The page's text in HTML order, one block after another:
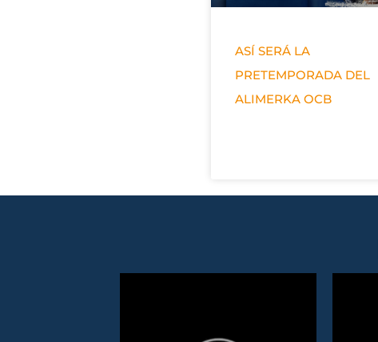
ASÍ SERÁ LA
PRETEMPORADA DEL
ALIMERKA OCB